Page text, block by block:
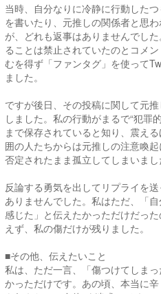
当時、自分なりに冷静に行動した
を書いたり、元推しの関係者と思
が、どれも返事はありませんでし
ることは禁止されていたのとコメ
むを得ず「ファンタグ」を使って
ました。
ですが後日、その投稿に関して元
しました。私の行動がまるで“犯罪
まで保存されていると知り、震え
囲の人たちからは元推しの注意喚
否定されたまま孤立してしまいまし
反論する勇気を出してリプライを
ありませんでした。私はただ、「
感じた」と伝えたかっただけだっ
えず、私の傷だけが残りました。
■その他、伝えたいこと
私は、ただ一言、「傷つけてしま
かっただけです。あの頃、本当に